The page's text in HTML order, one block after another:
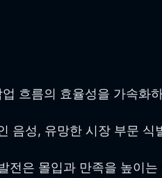
흐름의 효율성을 가속화
음성, 유망한 시장 부문
은 몰입과 만족을 높이